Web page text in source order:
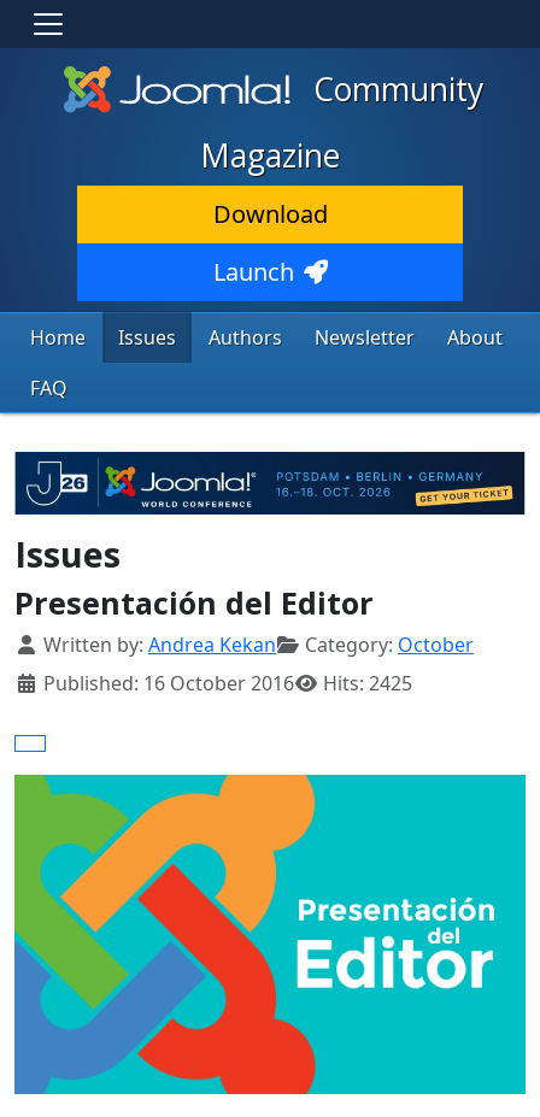
Community
Magazine
Download
Launch
Home Issues Authors Newsletter
About
FAQ
Issues
Presentación del Editor
Details
Written by: Andrea Kekan Category: October
Published: 16 October 2016
Hits: 2425